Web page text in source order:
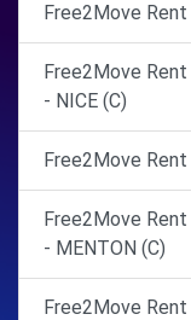
Free2Move Rent
Free2Move Rent
- NICE (C)
Free2Move Rent
Free2Move Rent
- MENTON (C)
Free2Move Rent